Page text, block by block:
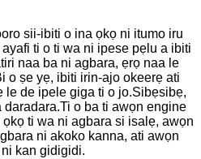
sii-ibiti o ina ọkọ ni itumo iru
ti o ti wa ni ipese pẹlu a ibiti
naa ba ni agbara, ẹrọ naa le
o ṣe yẹ, ibiti irin-ajo okeerẹ ati
le de ipele giga ti o jo.Sibẹsibẹ,
o ba ti awọn engine
ti wa ni agbara si isalẹ, awọn
ni akoko kanna, ati awọn
kan gidigidi.